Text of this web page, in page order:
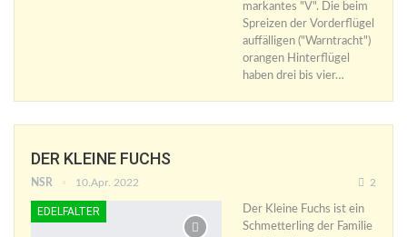
markantes "V". Die beim
Spreizen der Vorderflügel
auffälligen ("Warntracht")
orangen Hinterflügel
haben drei bis vier…
DER KLEINE FUCHS
NSR 10.Apr. 2022 2
EDELFALTER
Der Kleine Fuchs ist ein
Schmetterling der Familie